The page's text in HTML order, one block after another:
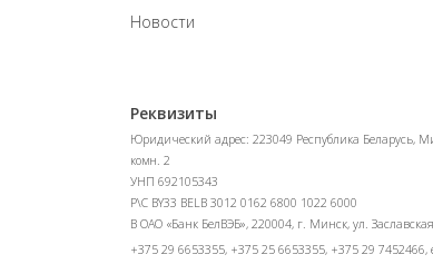
Новости
Реквизиты
Юридический адрес: 223049 Республика Беларусь,
комн. 2
УНП 692105343
Р\С BY33 BELB 3012 0162 6800 1022 6000
В ОАО «Банк БелВЭБ», 220004, г. Минск, ул. Заславская
+375 29 6653355, +375 25 6653355, +375 29 7452466,